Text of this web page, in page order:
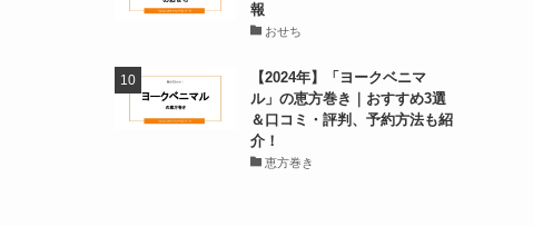
報
おせち
【2024年】「ヨークベニマ
ル」の恵方巻き｜おすすめ3選
＆口コミ・評判、予約方法も紹
介！
恵方巻き